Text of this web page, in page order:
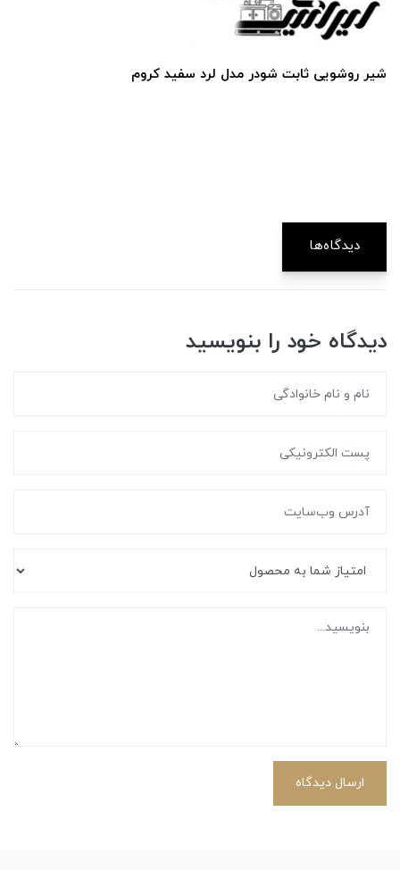
شیر روشویی ثابت شودر مدل لرد سفید کروم
دیدگاه‌ها
دیدگاه خود را بنویسید
ارسال دیدگاه